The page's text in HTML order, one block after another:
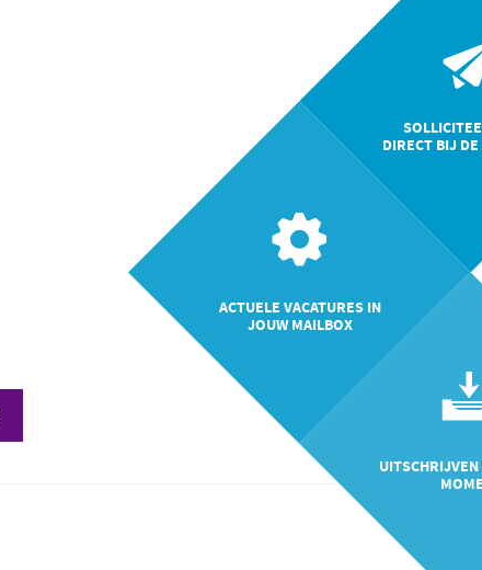
DIRECT BIJ
ACTUELE VACATURES IN
JOUW MAILBOX